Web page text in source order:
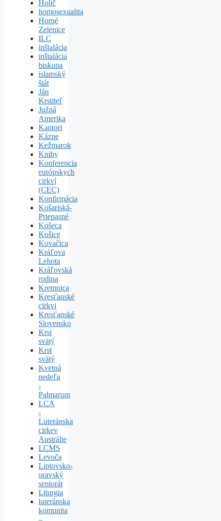
Holíč
homosexualita
Horné
Zelenice
ILC
inštalácia
inštalácia
biskupa
islamský
štát
Ján
Krstiteľ
Južná
Amerika
Kantori
Kázne
Kežmarok
Knihy
Konferencia
európskych
cirkví
(CEC)
Konfirmácia
Košariská-
Priepasné
Košeca
Košice
Kovačica
Kráľova
Lehota
Kráľovská
rodina
Kremnica
Kresťanské
cirkvi
Kresťanské
Slovensko
Krst
svätý
Krst
svätý
Kvetná
nedeľa
-
Palmarum
LCA
-
Luteránska
cirkev
Austrálie
LCMS
Levoča
Liptovsko-
oravský
seniorát
Liturgia
luteránska
komunita
–